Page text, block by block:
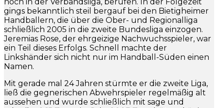
gings bekanntlich steil bergauf bei den Bietigheimer
Handballern, die über die Ober- und Regionalliga
schließlich 2005 in die zweite Bundesliga einzogen.
Jeremias Rose, der ehrgeizige Nachwuchsspieler, war
ein Teil dieses Erfolgs. Schnell machte der
Linkshänder sich nicht nur im Handball-Süden einen
Namen.
Mit gerade mal 24 Jahren stürmte er die zweite Liga,
ließ die gegnerischen Abwehrspieler regelmäßig alt
aussehen und wurde schließlich mit sage und